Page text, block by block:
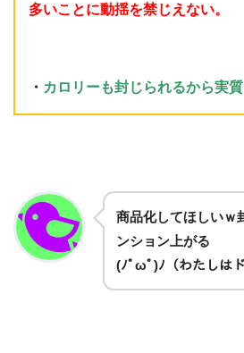
多いことに動揺を禁じえない。
・ カロリーも封じられるから実
商品化してほしいｗ
ンション上がる
(ﾉﾟωﾟ)ﾉ（わたしは